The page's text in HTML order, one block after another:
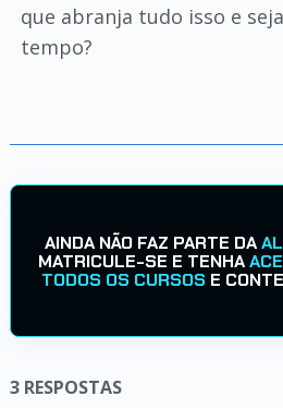
que abranja tudo isso e
tempo?
AINDA NÃO FAZ PARTE DA
MATRICULE-SE E TENHA
TODOS OS CURSOS E
3 RESPOSTAS